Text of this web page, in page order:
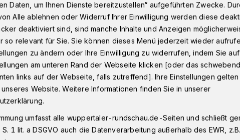
über Kind
Feuerwehr wurde am Montag (5.
zur Elberfelder Friedrich-Ebert-
berichtet, dass ein Kind in der
Daten, um Ihnen Dienste bereitzustellen“ aufgeführten Zwecke.
Alle ablehnen oder Widerruf Ihrer Einwilligung werden diese
deaktiviert sind, sind manche Inhalte und Anzeigen
so relevant für Sie. Sie können dieses Menü jederzeit wieder
zu ändern oder Ihre Einwilligung zu widerrufen, indem Sie
am unteren Rand der Webseite klicken [oder das
links auf der Webseite, falls zutreffend]. Ihre Einstellungen gelten
Website. Weitere Informationen finden Sie in unserer
umfasst alle wuppertaler-rundschau.de-Seiten und schließt
1 lit. a DSGVO auch die Datenverarbeitung außerhalb des EWR,